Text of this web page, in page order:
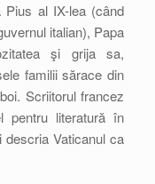
Pius al IX-lea (când
italian), Papa
şi grija sa,
familii sărace din
Scriitorul francez
pentru literatură în
descria Vaticanul ca